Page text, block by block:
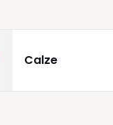
Calze